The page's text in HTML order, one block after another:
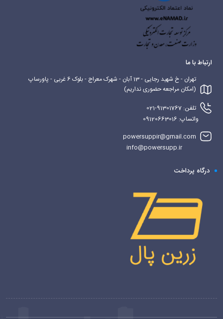
ارتباط با ما
تهران - خ شهید رجایی - 13 آبان - شهرک معراج - بلوک 6 غربی - پاورساپ
(امکان مراجعه حضوری نداریم)
تلفن: 91301767-021
واتساپ: 09120663016
powersuppir@gmail.com
info@powersupp.ir
درگاه پرداخت